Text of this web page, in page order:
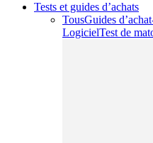
Tests et guides d’achats
TousGuides
LogicielTest de